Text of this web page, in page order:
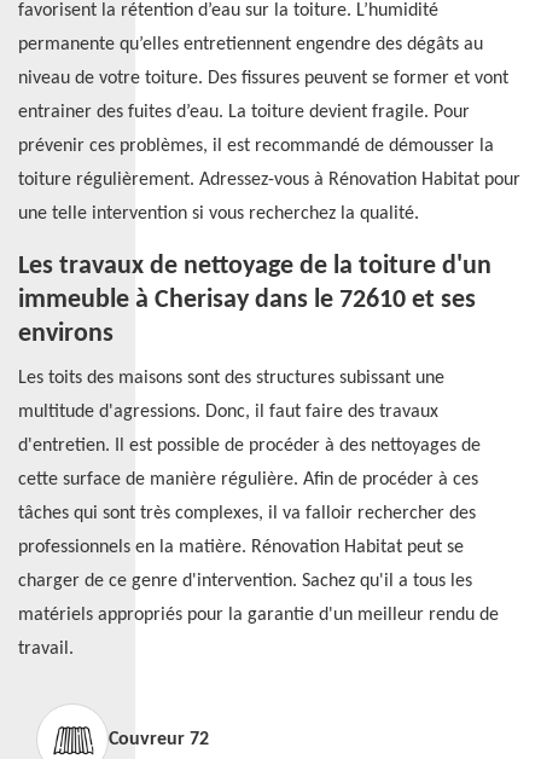
favorisent la rétention d’eau sur la toiture. L’humidité
permanente qu’elles entretiennent engendre des dégâts au
niveau de votre toiture. Des fissures peuvent se former et vont
entrainer des fuites d’eau. La toiture devient fragile. Pour
prévenir ces problèmes, il est recommandé de démousser la
toiture régulièrement. Adressez-vous à Rénovation Habitat pour
une telle intervention si vous recherchez la qualité.
Les travaux de nettoyage de la toiture d'un
immeuble à Cherisay dans le 72610 et ses
environs
Les toits des maisons sont des structures subissant une
multitude d'agressions. Donc, il faut faire des travaux
d'entretien. Il est possible de procéder à des nettoyages de
cette surface de manière régulière. Afin de procéder à ces
tâches qui sont très complexes, il va falloir rechercher des
professionnels en la matière. Rénovation Habitat peut se
charger de ce genre d'intervention. Sachez qu'il a tous les
matériels appropriés pour la garantie d'un meilleur rendu de
travail.
Couvreur 72